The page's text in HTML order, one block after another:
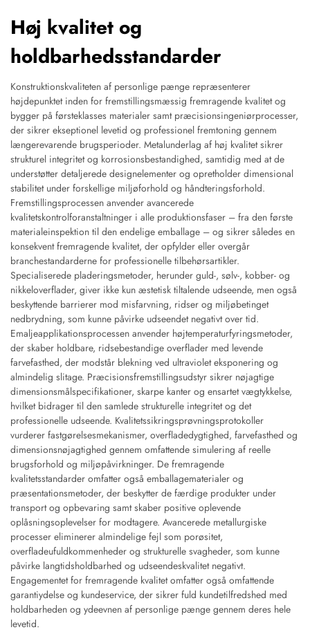
Høj kvalitet og
holdbarhedsstandarder
Konstruktionskvaliteten af personlige pænge repræsenterer
højdepunktet inden for fremstillingsmæssig fremragende kvalitet og
bygger på førsteklasses materialer samt præcisionsingeniørprocesser,
der sikrer ekseptionel levetid og professionel fremtoning gennem
længerevarende brugsperioder. Metalunderlag af høj kvalitet sikrer
strukturel integritet og korrosionsbestandighed, samtidig med at de
understøtter detaljerede designelementer og opretholder dimensional
stabilitet under forskellige miljøforhold og håndteringsforhold.
Fremstillingsprocessen anvender avancerede
kvalitetskontrolforanstaltninger i alle produktionsfaser – fra den første
materialeinspektion til den endelige emballage – og sikrer således en
konsekvent fremragende kvalitet, der opfylder eller overgår
branchestandarderne for professionelle tilbehørsartikler.
Specialiserede pladeringsmetoder, herunder guld-, sølv-, kobber- og
nikkeloverflader, giver ikke kun æstetisk tiltalende udseende, men også
beskyttende barrierer mod misfarvning, ridser og miljøbetinget
nedbrydning, som kunne påvirke udseendet negativt over tid.
Emaljeapplikationsprocessen anvender højtemperaturfyringsmetoder,
der skaber holdbare, ridsebestandige overflader med levende
farvefasthed, der modstår blekning ved ultraviolet eksponering og
almindelig slitage. Præcisionsfremstillingsudstyr sikrer nøjagtige
dimensionsmålspecifikationer, skarpe kanter og ensartet vægtykkelse,
hvilket bidrager til den samlede strukturelle integritet og det
professionelle udseende. Kvalitetssikringsprøvningsprotokoller
vurderer fastgørelsesmekanismer, overfladedygtighed, farvefasthed og
dimensionsnøjagtighed gennem omfattende simulering af reelle
brugsforhold og miljøpåvirkninger. De fremragende
kvalitetsstandarder omfatter også emballagematerialer og
præsentationsmetoder, der beskytter de færdige produkter under
transport og opbevaring samt skaber positive oplevende
oplåsningsoplevelser for modtagere. Avancerede metallurgiske
processer eliminerer almindelige fejl som porøsitet,
overfladeufuldkommenheder og strukturelle svagheder, som kunne
påvirke langtidsholdbarhed og udseendeskvalitet negativt.
Engagementet for fremragende kvalitet omfatter også omfattende
garantiydelse og kundeservice, der sikrer fuld kundetilfredshed med
holdbarheden og ydeevnen af personlige pænge gennem deres hele
levetid.